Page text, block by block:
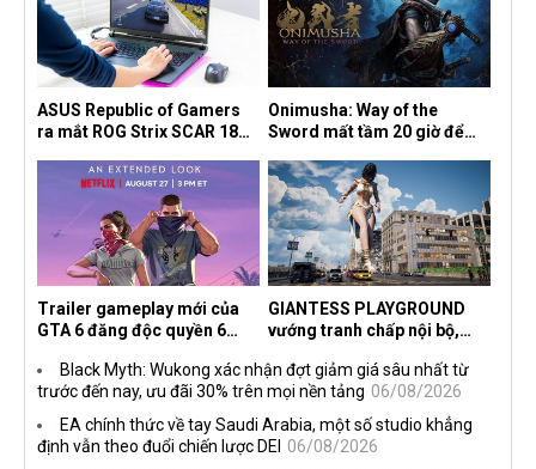
ASUS Republic of Gamers
ra mắt ROG Strix SCAR 18
Onimusha: Way of the
Sword mất tầm 20 giờ để
dành cho newbie và lão làng
Trailer gameplay mới của
GTA 6 đăng độc quyền 6
đang quá tham?
GIANTESS PLAYGROUND
vướng tranh chấp nội bộ,
ngầm chiếm đoạt doanh thu
Black Myth: Wukong xác nhận đợt giảm giá sâu nhất từ
trước đến nay, ưu đãi 30% trên mọi nền tảng 06/08/2026
EA chính thức về tay Saudi Arabia, một số studio khẳng
định vẫn theo đuổi chiến lược DEI
06/08/2026